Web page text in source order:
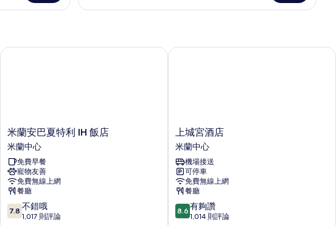
客
情
米
蘭
安
巴
夏
特
利
IH
飯
米蘭安巴夏特利 IH 飯店
米蘭中心
免費早餐
寵物友善
免費無線上網
餐廳
7.8
分，
7.8 不錯哦
1,017 則評論
米蘭安巴夏特利 IH 飯店
上
城
宮
酒
店
米
蘭
中
心
上城宮酒店
米蘭中心
機場接送
可停車
免費無線上網
餐廳
8.6
分，
8.6 有夠讚
1,014 則評論
上城宮酒店